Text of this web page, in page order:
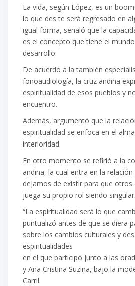
La vida, según López, es un
lo que des te será regresado en
igual forma, señaló que la
es el concepto que tiene el
desarrollo.
De acuerdo a la también
fonoaudiología, la cruz andina
espiritualidad de esos pueblos y
encuentro.
Además, argumentó que la
espiritualidad se enfoca en el
interioridad.
En otro momento se refirió a la
andina, la cual entra en la
dejamos de existir para que otros
juega su propio rol siendo singular.
“La espiritualidad será lo que
puntualizó antes de que se diera
sobre los cambios culturales y
espiritualidades
en el que participó junto a las
y Ana Cristina Suzina, bajo la
Carril.